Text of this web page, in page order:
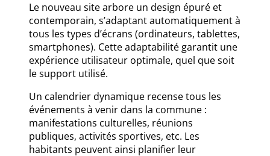
Le nouveau site arbore un design épuré et
contemporain, s’adaptant automatiquement à
tous les types d’écrans (ordinateurs, tablettes,
smartphones). Cette adaptabilité garantit une
expérience utilisateur optimale, quel que soit
le support utilisé.
Un calendrier dynamique recense tous les
événements à venir dans la commune :
manifestations culturelles, réunions
publiques, activités sportives, etc. Les
habitants peuvent ainsi planifier leur